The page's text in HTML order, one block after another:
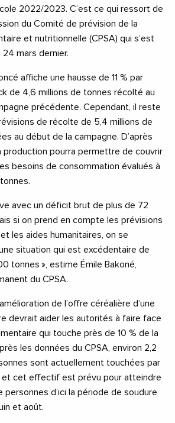
2022/2023. C’est ce qui ressort de
du Comité de prévision de la
et nutritionnelle (CPSA) qui s’est
mars dernier.
affiche une hausse de 11 % par
de 4,6 millions de tonnes récolté au
précédente. Cependant, il reste
de récolte de 5,4 millions de
au début de la campagne. D’après
production pourra permettre de couvrir
besoins de consommation évalués à
avec un déficit brut de plus de 72
si on prend en compte les prévisions
les aides humanitaires, on se
situation qui est excédentaire de
tonnes », estime Émile Bakoné,
du CPSA.
de l’offre céréalière d’une
devrait aider les autorités à faire face
qui touche près de 10 % de la
les données du CPSA, environ 2,2
sont actuellement touchées par
cet effectif est prévu pour atteindre
personnes d’ici la période de soudure
et août.